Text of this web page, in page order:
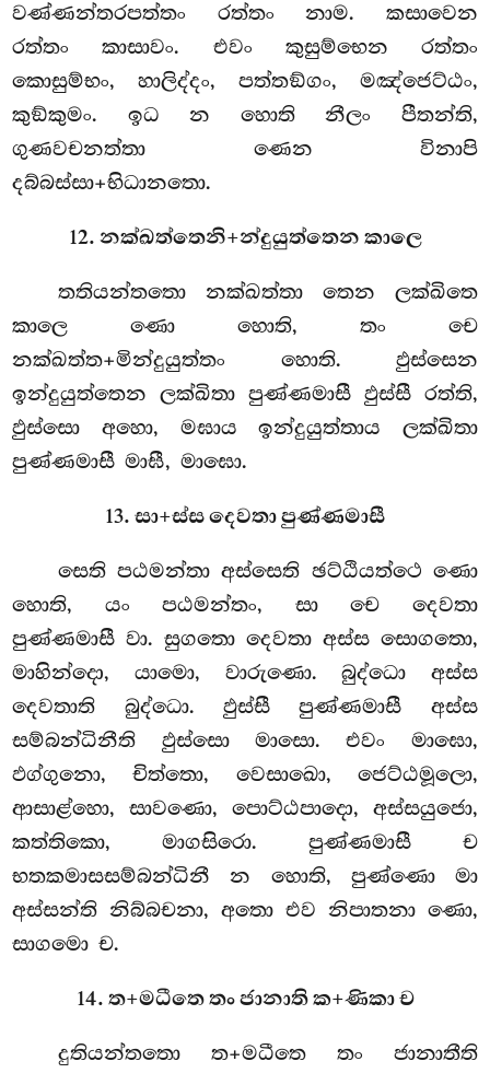
වණ්ණන්තරපත්තං රත්තං නාම. කසාවෙන
රත්තං කාසාවං. එවං කුසුම්භෙන රත්තං
කොසුම්භං, හාලිද්දං, පත්තඞ්ගං, මඤ්ජෙට්ඨං,
කුඞ්කුමං. ඉධ න හොති නීලං පීතන්ති,
ගුණවචනත්තා ණෙන විනාපි
දබ්බස්සා+භිධානතො.
12. නක්ඛත්තෙනි+න්දුයුත්තෙන කාලෙ
තතියන්තතො නක්ඛත්තා තෙන ලක්ඛිතෙ
කාලෙ ණො හොති, තං චෙ
නක්ඛත්ත+මින්දුයුත්තං හොති. ඵුස්සෙන
ඉන්දුයුත්තෙන ලක්ඛිතා පුණ්ණමාසී ඵුස්සී රත්ති,
ඵුස්සො අහො, මඝාය ඉන්දුයුත්තාය ලක්ඛිතා
පුණ්ණමාසී මාඝී, මාඝො.
13. සා+ස්ස දෙවතා පුණ්ණමාසී
සෙති පඨමන්තා අස්සෙති ඡට්ඨියත්ථෙ ණො
හොති, යං පඨමන්තං, සා චෙ දෙවතා
පුණ්ණමාසී වා. සුගතො දෙවතා අස්ස සොගතො,
මාහින්දො, යාමො, වාරුණො. බුද්ධො අස්ස
දෙවතාති බුද්ධො. ඵුස්සී පුණ්ණමාසී අස්ස
සම්බන්ධිනීති ඵුස්සො මාසො. එවං මාඝො,
ඵග්ගුනො, චිත්තො, වෙසාඛො, ජෙට්ඨමූලො,
ආසාළ්හො, සාවණො, පොට්ඨපාදො, අස්සයුජො,
කත්තිකො, මාගසිරො. පුණ්ණමාසී ච
භතකමාසසම්බන්ධිනී න හොති, පුණ්ණො මා
අස්සන්ති නිබ්බචනා, අතො එව නිපාතනා ණො,
සාගමො ච.
14. ත+මධීතෙ තං ජානාති ක+ණිකා ච
දුතියන්තතො ත+මධීතෙ තං ජානාතීති